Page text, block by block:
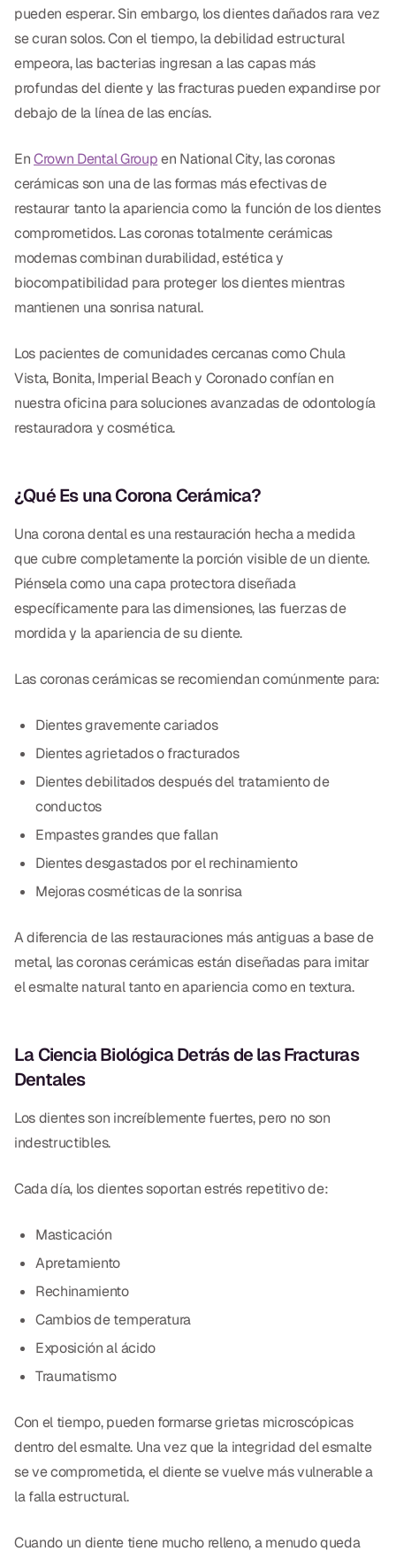
Dentaduras
Implantes Dentales
Dentaduras en el Mismo Día
Implantes el Mismo Día
Reparaciones el Mismo Día
COSMÉTICA
Coronas de Cerámica
Carillas
CBCT
Impresiones Digitales
ORTODONCIA
Invisalign
Ortodoncia
DOCTORES
Dr. Douglas Ness
Dr. Hassan Haidar
Dr. Christian Bastien
Dr. Marco Casco
Solicitar una Cita
Español
pueden esperar. Sin embargo, los dientes dañados rara vez
se curan solos. Con el tiempo, la debilidad estructural
empeora, las bacterias ingresan a las capas más
profundas del diente y las fracturas pueden expandirse por
debajo de la línea de las encías.
EnCrown Dental Groupen National City, las coronas
cerámicas son una de las formas más efectivas de
restaurar tanto la apariencia como la función de los dientes
comprometidos. Las coronas totalmente cerámicas
modernas combinan durabilidad, estética y
biocompatibilidad para proteger los dientes mientras
mantienen una sonrisa natural.
Los pacientes de comunidades cercanas como Chula
Vista, Bonita, Imperial Beach y Coronado confían en
nuestra oficina para soluciones avanzadas de odontología
restauradora y cosmética.
¿Qué Es una Corona Cerámica?
Una corona dental es una restauración hecha a medida
que cubre completamente la porción visible de un diente.
Piénsela como una capa protectora diseñada
específicamente para las dimensiones, las fuerzas de
mordida y la apariencia de su diente.
Las coronas cerámicas se recomiendan comúnmente para:
Dientes gravemente cariados
Dientes agrietados o fracturados
Dientes debilitados después del tratamiento de
conductos
Empastes grandes que fallan
Dientes desgastados por el rechinamiento
Mejoras cosméticas de la sonrisa
A diferencia de las restauraciones más antiguas a base de
metal, las coronas cerámicas están diseñadas para imitar
el esmalte natural tanto en apariencia como en textura.
La Ciencia Biológica Detrás de las Fracturas
Dentales
Los dientes son increíblemente fuertes, pero no son
indestructibles.
Cada día, los dientes soportan estrés repetitivo de:
Masticación
Apretamiento
Rechinamiento
Cambios de temperatura
Exposición al ácido
Traumatismo
Con el tiempo, pueden formarse grietas microscópicas
dentro del esmalte. Una vez que la integridad del esmalte
se ve comprometida, el diente se vuelve más vulnerable a
la falla estructural.
Cuando un diente tiene mucho relleno, a menudo queda